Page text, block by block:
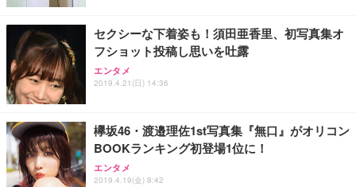
セクシーな下着姿も！須田亜香里、初写真集オ
フショット投稿し思いを吐露
エンタメ
2019.4.21(日) 14:36
欅坂46・渡邉理佐1st写真集『無口』がオリコン
BOOKランキング初登場1位に！
エンタメ
2019.4.19(金) 8:42